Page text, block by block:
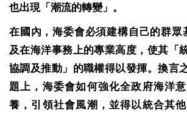
也出現「潮流的轉變」。
在國內，海委會必須建構自己的群眾
及在海洋事務上的專業高度，使其「
協調及推動」的職權得以發揮。換言
題上，海委會如何強化全政府海洋
養，引領社會風潮，並得以統合其